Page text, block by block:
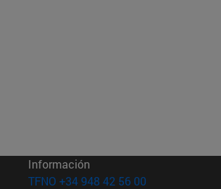
Información
TFNO +34 948 42 56 00